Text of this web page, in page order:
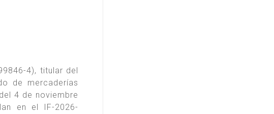
4), titular del
de mercaderías
4 de noviembre
en el IF-2026-